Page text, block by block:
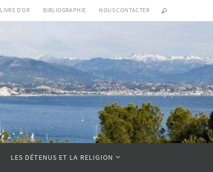
LIVRE D’OR BIBLIOGRAPHIE NOUS CONTACTER
LES DÉTENUS ET LA RELIGION